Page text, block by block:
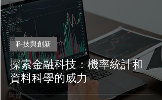
新
經濟
和金
融
文化
和藝
術
遊戲
與媒
探索金融科技：機率統計和
資料科學的威力
科技與創新